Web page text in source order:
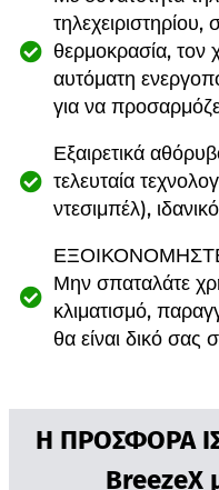
τηλεχειριστηρίου,
θερμοκρασία, τον
αυτόματη
για να
Εξαιρετικά
τελευταία
ντεσιμπέλ),
Μην σπαταλάτε
κλιματισμό,
θα είναι δικό σας
Η ΠΡΟΣΦΟΡΑ
BreezeX